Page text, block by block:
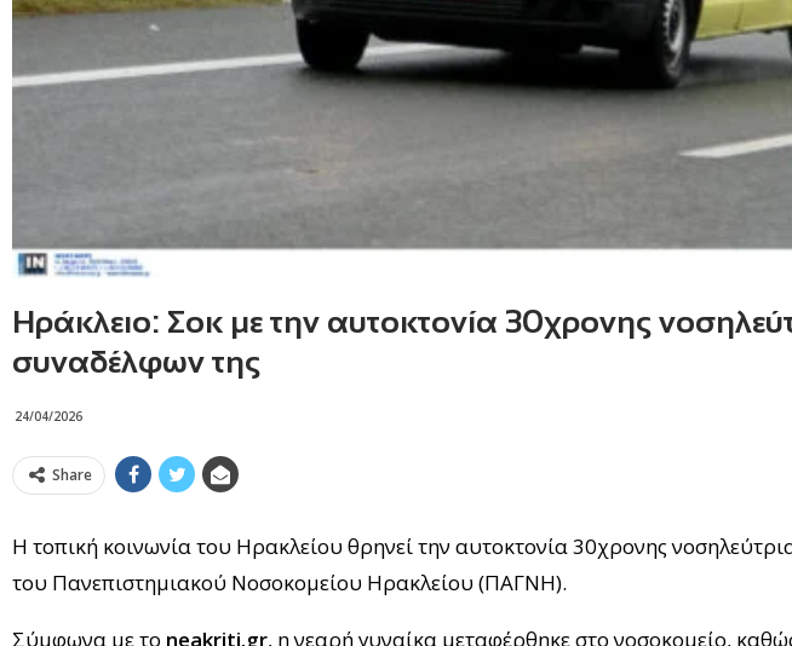
Ηράκλειο: Σοκ με την αυτοκτονία 30χρονης
συναδέλφων της
24/04/2026
Share
Η τοπική κοινωνία του Ηρακλείου θρηνεί την αυτοκτονία 30χρονης
του Πανεπιστημιακού Νοσοκομείου Ηρακλείου (ΠΑΓΝΗ).
Σύμφωνα με το neakriti.gr, η νεαρή γυναίκα μεταφέρθηκε στο νοσοκομείο,